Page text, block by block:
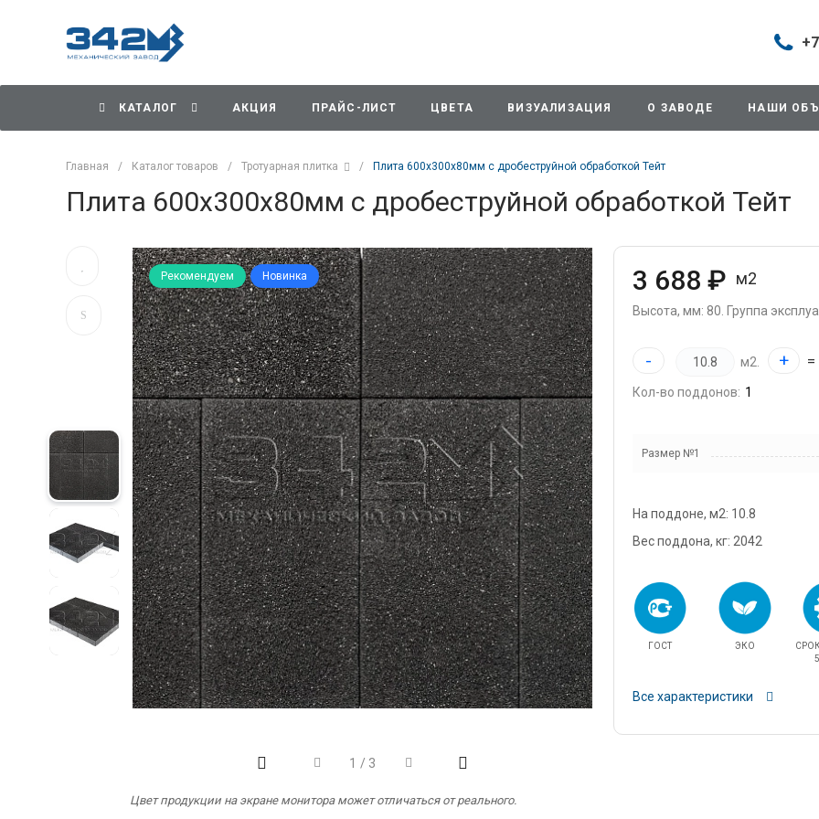
+7
г.
д.11/
+7
г.
г.
КАТАЛОГ АКЦИЯ ПРАЙС-ЛИСТ ЦВЕТА ВИЗУАЛИЗАЦИЯ О ЗАВОДЕ НАШИ
Главная / Каталог товаров / Тротуарная плитка / Плита 600x300x80мм с дробеструйной обработкой Тейт
Плита 600x300x80мм с дробеструйной обработкой Тейт
Рекомендуем Новинка
1 / 3
Цвет продукции на экране монитора может отличаться от реального.
3 688 ₽ м2
Высота, мм: 80. Группа
- м2. + =
Кол-во поддонов:
Размер №1
На поддоне, м2: 10.8
Вес поддона, кг: 2042
ГОСТ ЭКО
Все характеристики